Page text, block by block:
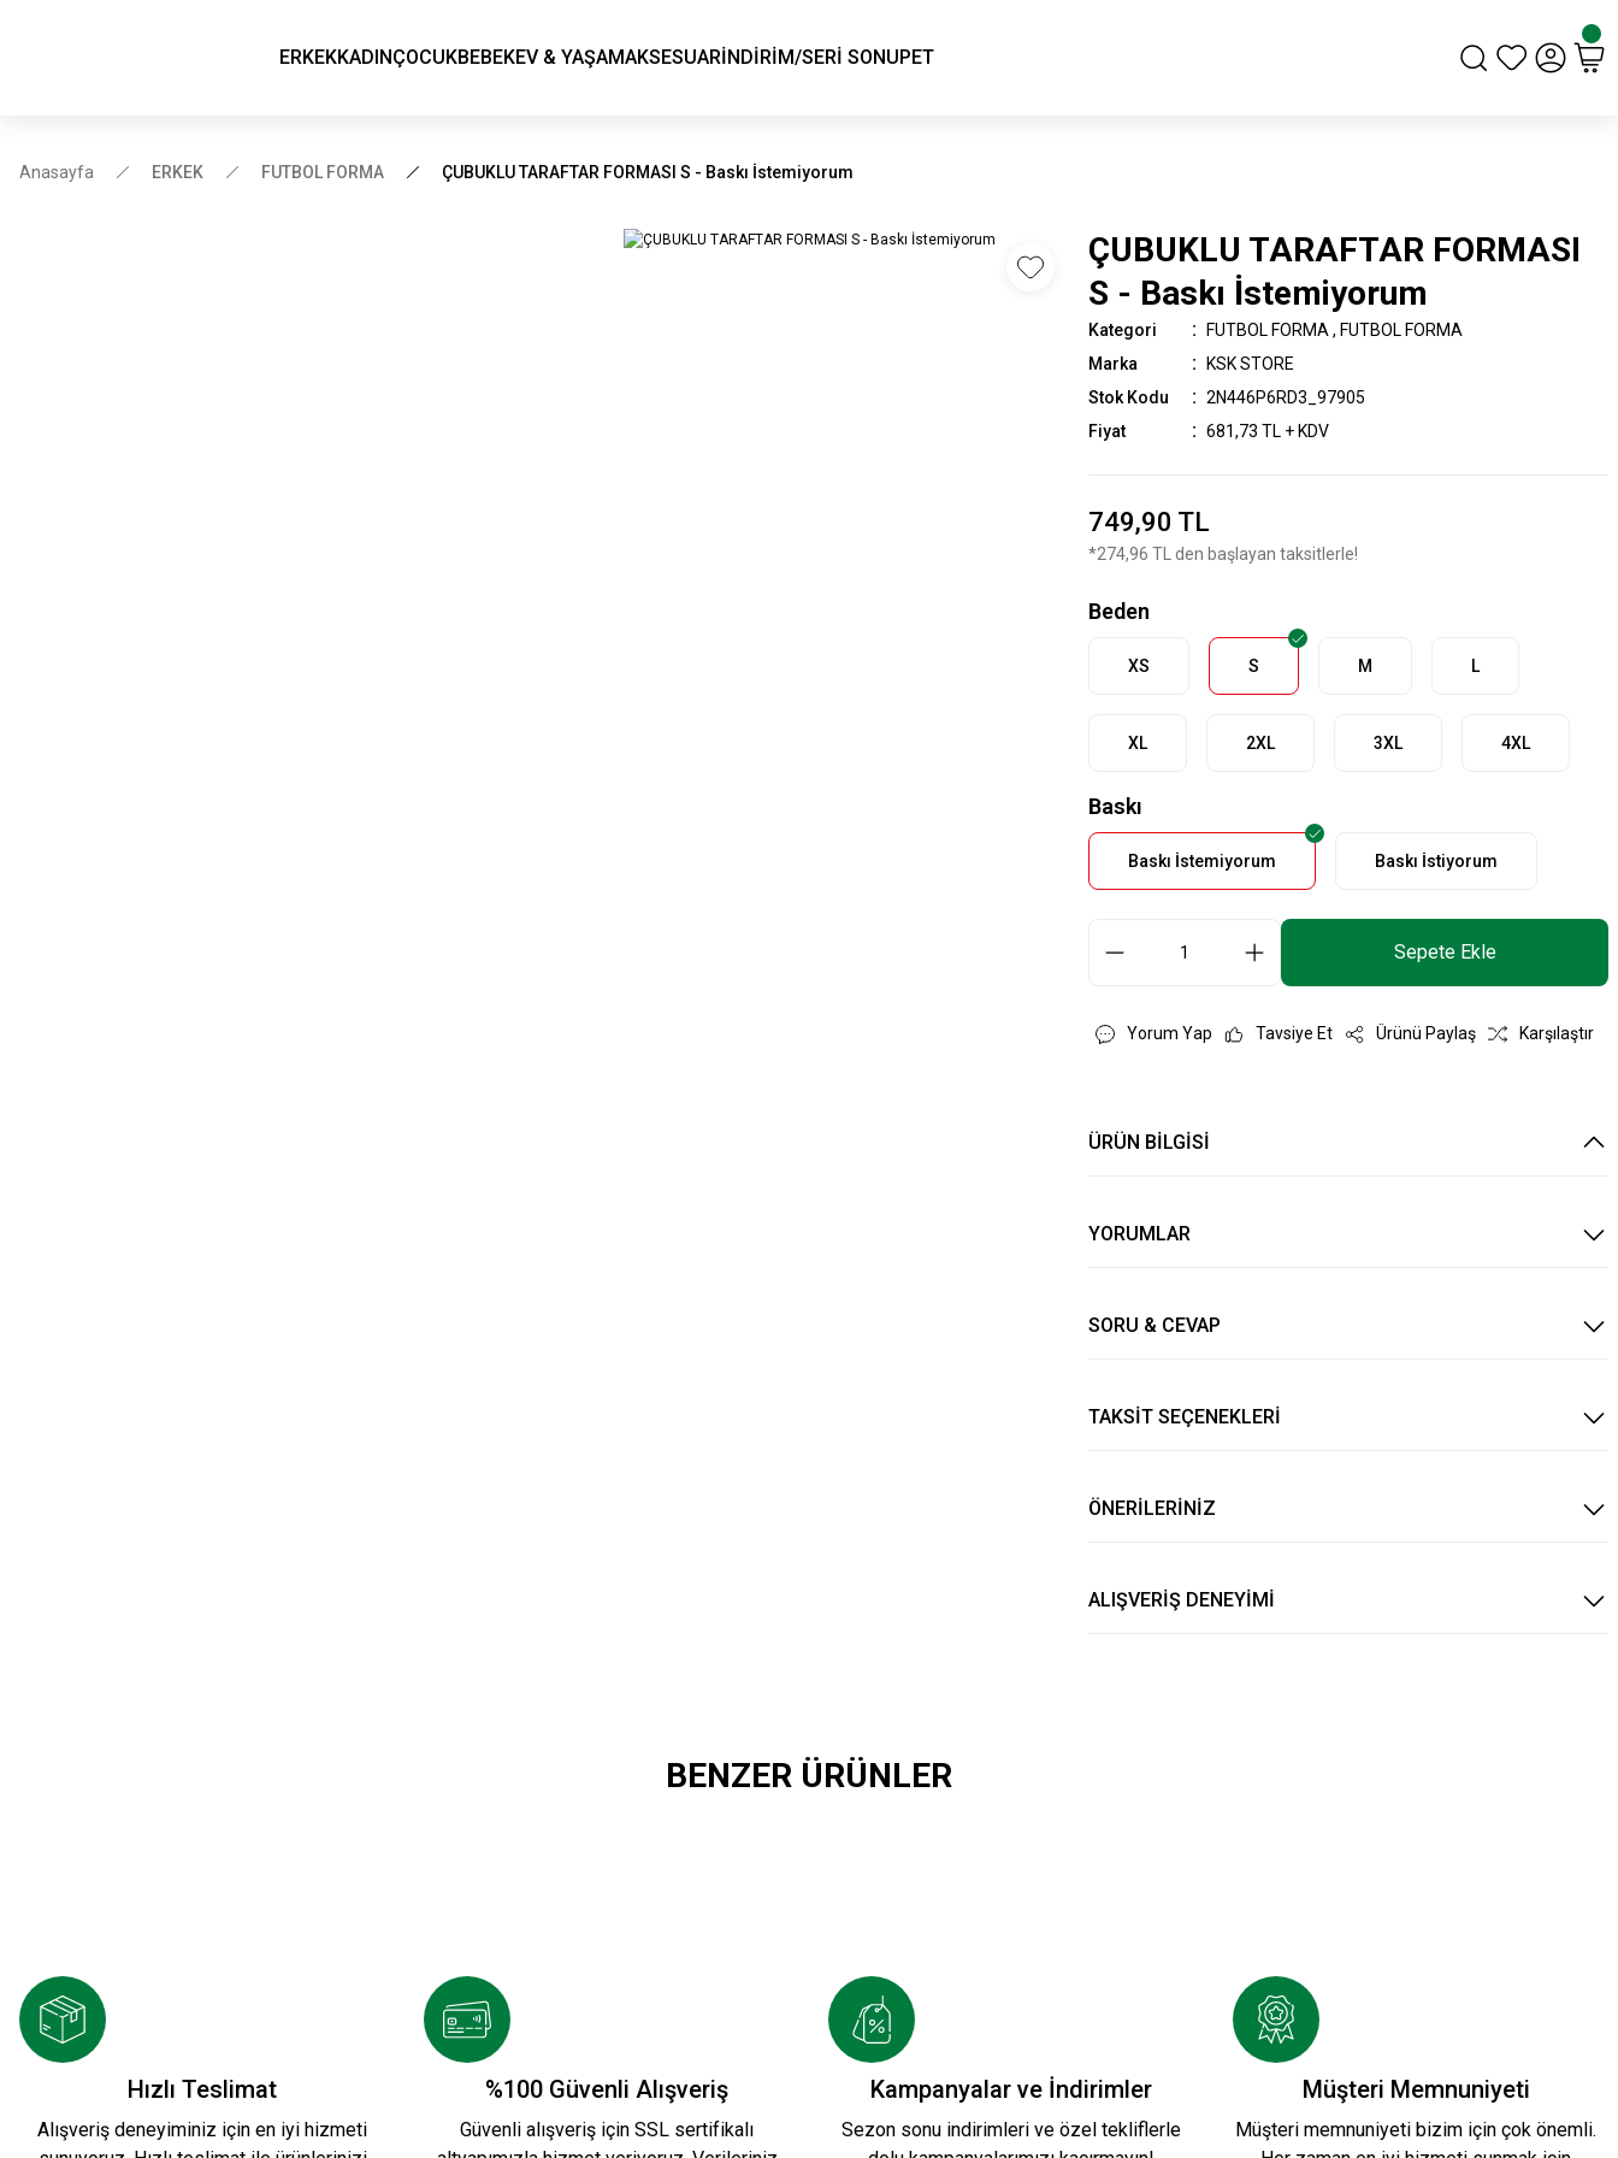
ERKEKKADINÇOCUKBEBEKEV & YAŞAMAKSESUARİNDİRİM/SERİ SONUPET
Anasayfa ERKEK FUTBOL FORMA ÇUBUKLU TARAFTAR FORMASI S - Baskı İstemiyorum
ÇUBUKLU TARAFTAR FORMASI
S - Baskı İstemiyorum
Kategori FUTBOL FORMA , FUTBOL FORMA
Marka
KSK STORE
Stok Kodu
2N446P6RD3_97905
Fiyat
681,73 TL + KDV
749,90 TL
*274,96 TL den başlayan taksitlerle!
Beden
XS S M L
XL 2XL 3XL 4XL
Baskı
Baskı İstemiyorum Baskı İstiyorum
Sepete Ekle
Yorum Yap Tavsiye Et Ürünü Paylaş Karşılaştır
ÜRÜN BİLGİSİ
YORUMLAR
SORU & CEVAP
TAKSİT SEÇENEKLERİ
ÖNERİLERİNİZ
ALIŞVERİŞ DENEYİMİ
BENZER ÜRÜNLER
1.912,00 TL
HUMMEL 2026-2027 YENİ SEZON KARŞIYAKA KREM FORMAMIZ HUMMEL ZÜBEYDE ANA FUTBOL HUMMEL BEYAZ FUTBOL
Hızlı Teslimat
Alışveriş deneyiminiz için en iyi hizmeti
%100 Güvenli Alışveriş
Güvenli alışveriş için SSL sertifikalı
Kampanyalar ve İndirimler
Sezon sonu indirimleri ve özel tekliflerle
Müşteri Memnuniyeti
Müşteri memnuniyeti bizim için çok önemli.